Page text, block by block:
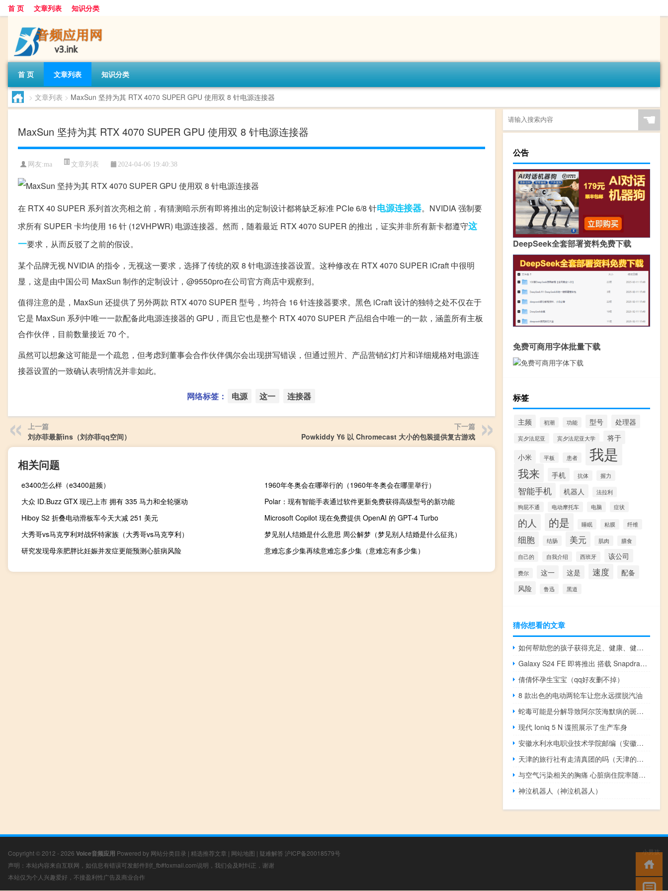
首 页 文章列表 知识分类
首 页 文章列表 知识分类
> 文章列表 > MaxSun 坚持为其 RTX 4070 SUPER GPU 使用双 8 针电源连接器
MaxSun 坚持为其 RTX 4070 SUPER GPU 使用双 8 针电源连接器
网友:ma 文章列表 2024-04-06 19:40:38
在 RTX 40 SUPER 系列首次亮相之前，有猜测暗示所有即将推出的定制设计都将缺乏标准 PCIe 6/8 针电源连接器。NVIDIA 强制要
求所有 SUPER 卡均使用 16 针 (12VHPWR) 电源连接器。然而，随着最近 RTX 4070 SUPER 的推出，证实并非所有新卡都遵守这
一要求，从而反驳了之前的假设。
某个品牌无视 NVIDIA 的指令，无视这一要求，选择了传统的双 8 针电源连接器设置。这种修改在 RTX 4070 SUPER iCraft 中很明
显，这是由中国公司 MaxSun 制作的定制设计，@9550pro在公司官方商店中观察到。
值得注意的是，MaxSun 还提供了另外两款 RTX 4070 SUPER 型号，均符合 16 针连接器要求。黑色 iCraft 设计的独特之处不仅在于
它是 MaxSun 系列中唯一一款配备此电源连接器的 GPU，而且它也是整个 RTX 4070 SUPER 产品组合中唯一的一款，涵盖所有主板
合作伙伴，目前数量接近 70 个。
虽然可以想象这可能是一个疏忽，但考虑到董事会合作伙伴偶尔会出现拼写错误，但通过照片、产品营销幻灯片和详细规格对电源连
接器设置的一致确认表明情况并非如此。
网络标签： 电源 这一 连接器
上一篇
刘亦菲最新ins（刘亦菲qq空间）
下一篇
Powkiddy Y6 以 Chromecast 大小的包装提供复古游戏
相关问题
e3400怎么样（e3400超频）
1960年冬奥会在哪举行的（1960年冬奥会在哪里举行）
大众 ID.Buzz GTX 现已上市 拥有 335 马力和全轮驱动
Polar：现有智能手表通过软件更新免费获得高级型号的新功能
Hiboy S2 折叠电动滑板车今天大减 251 美元
Microsoft Copilot 现在免费提供 OpenAI 的 GPT-4 Turbo
大秀哥vs马克亨利对战怀特家族（大秀哥vs马克亨利）
梦见别人结婚是什么意思 周公解梦（梦见别人结婚是什么征兆）
研究发现母亲肥胖比妊娠并发症更能预测心脏病风险
意难忘多少集再续意难忘多少集（意难忘有多少集）
☚
公告
DeepSeek全套部署资料免费下载
免费可商用字体批量下载
标签
主频 初潮 功能 型号 处理器
宾夕法尼亚 宾夕法尼亚大学
将于
小米
平板 患者 我是
我来 手机 抗体 握力
智能手机 机器人
法拉利
狗屁不通
电动摩托车 电脑 症状
的人 的是 睡眠 粘膜 纤维
细胞 结肠 美元 肌肉 膳食
自己的 自我介绍 西班牙 该公司
费尔 这一 这是 速度
配备
风险
鲁迅 黑道
猜你想看的文章
如何帮助您的孩子获得充足、健康、健脑的睡眠
Galaxy S24 FE 即将推出 搭载 Snapdragon 8 Gen 3 Exynos 2400
倩倩怀孕生宝宝（qq好友删不掉）
8 款出色的电动两轮车让您永远摆脱汽油
蛇毒可能是分解导致阿尔茨海默病的斑块的关键
现代 Ioniq 5 N 谍照展示了生产车身
安徽水利水电职业技术学院邮编（安徽水利水电职业技术学院分数线）
天津的旅行社有走清真团的吗（天津的旅行社）
与空气污染相关的胸痛 心脏病住院率随季节变化
神泣机器人（神泣机器人）
Copyright © 2012 - 2026 Voice音频应用 Powered by 网站分类目录 | 精选推荐文章 | 网站地图 | 疑难解答 沪ICP备20018579号
声明：本站内容来自互联网，如信息有错误可发邮件到f_fb#foxmail.com说明，我们会及时纠正，谢谢
本站仅为个人兴趣爱好，不接盈利性广告及商业合作
小男孩